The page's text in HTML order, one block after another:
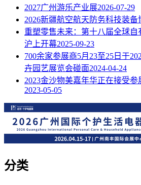
2027广州游乐产业展2026-07-29
2026新疆航空航天防务科技装备
重塑零售未来：第十八届全球自
沪上开幕2025-09-23
700余家参展商5月23至25日于
卉园艺展览会碰面2024-04-24
2023金沙物美嘉年华正在接受
2023-05-05
分类